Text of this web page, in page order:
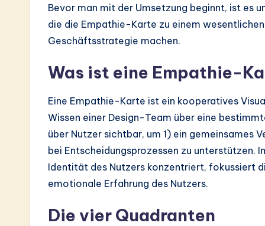
Bevor man mit der Umsetzung beginnt, ist es
die die Empathie-Karte zu einem
Geschäftsstrategie machen.
Was ist eine Empathie-
Eine Empathie-Karte ist ein kooperatives
Wissen einer Design-Team über eine
über Nutzer sichtbar, um 1) ein gemeinsames
bei Entscheidungsprozessen zu unterstützen.
Identität des Nutzers konzentriert, fokussiert
emotionale Erfahrung des Nutzers.
Die vier Quadranten